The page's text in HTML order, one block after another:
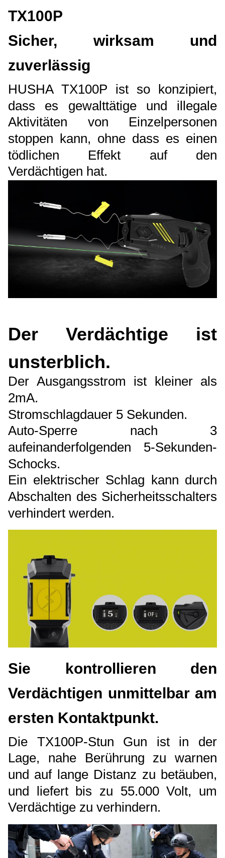
TX100P
Sicher, wirksam und
zuverlässig
HUSHA TX100P ist so konzipiert,
dass es gewalttätige und illegale
Aktivitäten von Einzelpersonen
stoppen kann, ohne dass es einen
tödlichen Effekt auf den
Verdächtigen hat.
Der Verdächtige ist
unsterblich.
Der Ausgangsstrom ist kleiner als
2mA.
Stromschlagdauer 5 Sekunden.
Auto-Sperre nach 3
aufeinanderfolgenden 5-Sekunden-
Schocks.
Ein elektrischer Schlag kann durch
Abschalten des Sicherheitsschalters
verhindert werden.
Sie kontrollieren den
Verdächtigen unmittelbar am
ersten Kontaktpunkt.
Die TX100P-Stun Gun ist in der
Lage, nahe Berührung zu warnen
und auf lange Distanz zu betäuben,
und liefert bis zu 55.000 Volt, um
Verdächtige zu verhindern.